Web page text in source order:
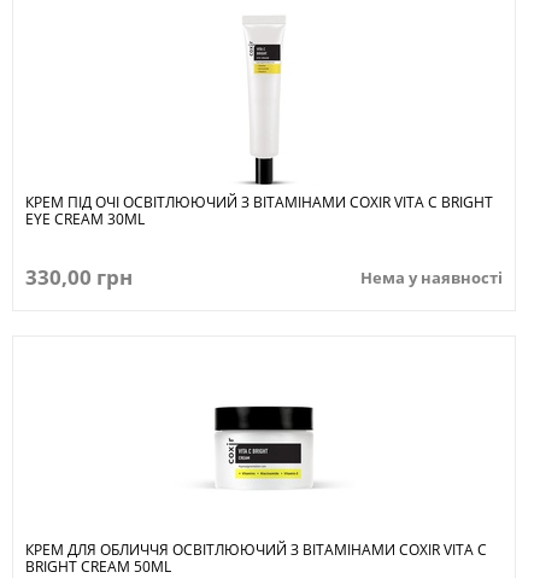
КРЕМ ПІД ОЧІ ОСВІТЛЮЮЧИЙ З ВІТАМІНАМИ COXIR VITA C BRIGHT
EYE CREAM 30ML
330,00 грн Нема у наявності
КРЕМ ДЛЯ ОБЛИЧЧЯ ОСВІТЛЮЮЧИЙ З ВІТАМІНАМИ COXIR VITA C
BRIGHT CREAM 50ML